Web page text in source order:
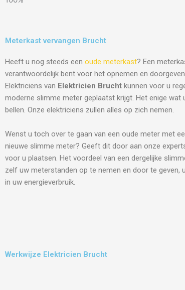
Meterkast vervangen Brucht
Heeft u nog steeds een oude meterkast? Een
verantwoordelijk bent voor het opnemen en
Elektriciens van Elektricien Brucht kunnen voor u
moderne slimme meter geplaatst krijgt. Het enige wat
bellen. Onze elektriciens zullen alles op zich nemen.
Wenst u toch over te gaan van een oude meter met
nieuwe slimme meter? Geeft dit door aan onze
voor u plaatsen. Het voordeel van een dergelijke
zelf uw meterstanden op te nemen en door te geven,
in uw energieverbruik.
Werkwijze Elektricien Brucht